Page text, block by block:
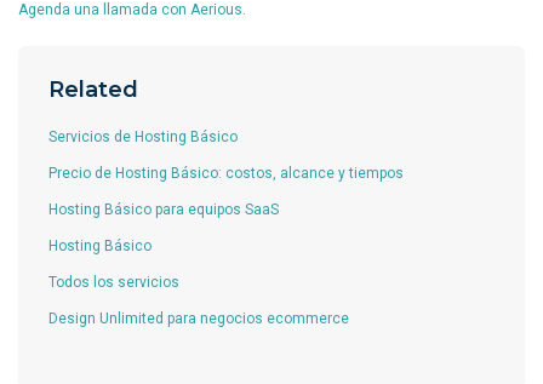
Agenda una llamada con Aerious.
Related
Servicios de Hosting Básico
Precio de Hosting Básico: costos, alcance y tiempos
Hosting Básico para equipos SaaS
Hosting Básico
Todos los servicios
Design Unlimited para negocios ecommerce